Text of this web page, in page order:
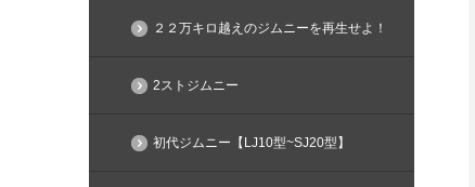
２２万キロ越えのジムニーを再生せよ！
2ストジムニー
初代ジムニー【LJ10型~SJ20型】